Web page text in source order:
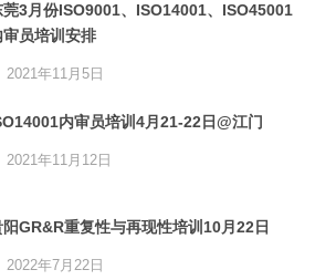
莞3月份ISO9001、ISO14001、ISO45001
审员培训安排
2021年11月5日
内审员培训4月21-22日@江门
2021年11月12日
阳GR&R重复性与再现性培训10月22日
2022年7月22日